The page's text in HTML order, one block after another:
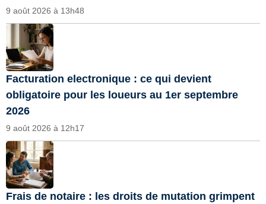
9 août 2026 à 13h48
Facturation electronique : ce qui devient
obligatoire pour les loueurs au 1er septembre
2026
9 août 2026 à 12h17
Frais de notaire : les droits de mutation grimpent